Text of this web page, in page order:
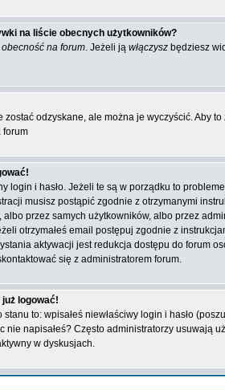
na liście obecnych użytkowników?
na forum. Jeżeli ją włączysz będziesz
zostać odzyskane, ale można je wyczyścić. Aby
forum
login i hasło. Jeżeli te są w porządku to
musisz postąpić zgodnie z otrzymanymi
przez samych użytkowników, albo przez
otrzymałeś email postępuj zgodnie z
aktywacji jest redukcja dostępu do forum
się z administratorem forum.
logować!
to: wpisałeś niewłaściwy login i hasło
nie napisałeś? Często administratorzy
w dyskusjach.